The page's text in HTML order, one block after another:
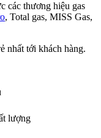
các thương hiệu gas
, Total gas, MISS Gas,
nhất tới khách hàng.
lượng